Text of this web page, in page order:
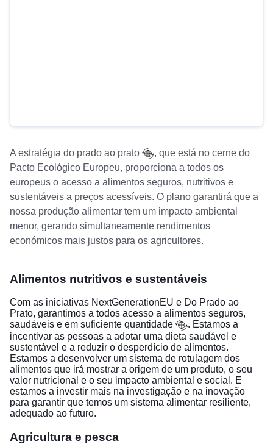
Aestratégia do prado ao prato
, que está no cerne do
Pacto Ecológico Europeu, proporciona a todos os
europeus o acesso a alimentos seguros, nutritivos e
sustentáveis a preços acessíveis. O plano garantirá que a
nossa produção alimentar tem um impacto ambiental
menor, gerando simultaneamente rendimentos
económicos mais justos para os agricultores.
Alimentos nutritivos e sustentáveis
Com as iniciativas NextGenerationEU e Do Prado ao
Prato, garantimos a todos acesso a alimentos seguros,
saudáveis e em suficiente quantidade
. Estamos a
incentivar as pessoas a adotar uma dieta saudável e
sustentável e a reduzir o desperdício de alimentos.
Estamos a desenvolver um sistema de rotulagem dos
alimentos que irá mostrar a origem de um produto, o seu
valor nutricional e o seu impacto ambiental e social. E
estamos a investir mais na investigação e na inovação
para garantir que temos um sistema alimentar resiliente,
adequado ao futuro.
Agricultura e pesca